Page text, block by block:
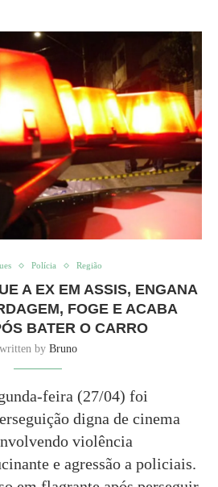
Polícia Região
A EX EM ASSIS, ENGANA
FOGE E ACABA
BATER O CARRO
written by Bruno
feira (27/04) foi
digna de cinema
violência
e agressão a policiais.